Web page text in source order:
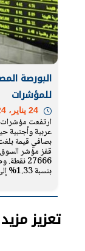
البورصة
للمؤشرات
ارتفعت مؤشرات
عربية وأجنبية
بنسبة 1.33% إلى 6584
تعزيز